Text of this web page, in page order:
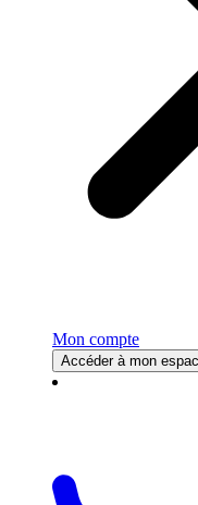
Mon compte
Accéder à mon